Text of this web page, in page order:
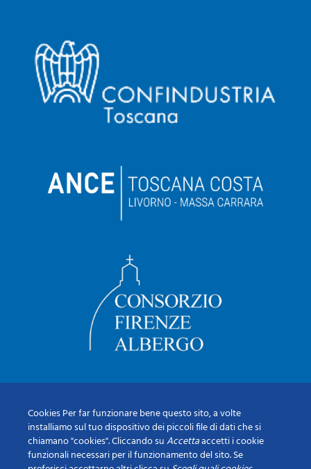
Cookies Per far funzionare bene questo sito, a volte
installiamo sul tuo dispositivo dei piccoli file di dati che si
chiamano "cookies". Cliccando suAccettaaccetti i cookie
funzionali necessari per il funzionamento del sito. Se